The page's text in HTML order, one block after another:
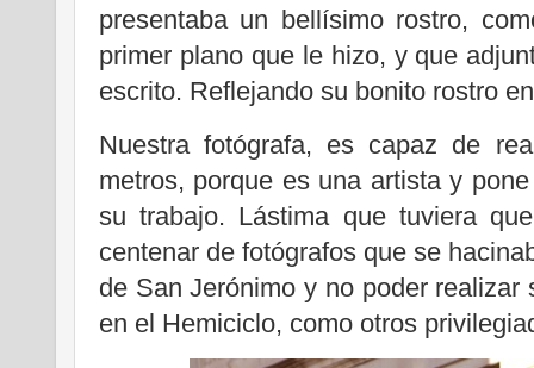
presentaba un bellísimo rostro,
primer plano que le hizo, y que
escrito. Reflejando su bonito rostro
Nuestra fotógrafa, es capaz de
metros, porque es una artista y
su trabajo. Lástima que tuviera
centenar de fotógrafos que se
de San Jerónimo y no poder
en el Hemiciclo, como otros